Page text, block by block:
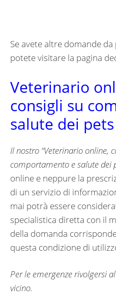
Se avete altre domande
potete visitare la pagina
Veterinario
consigli su
salute dei pets
Il nostro “Veterinario online,
comportamento e salute dei
online e neppure la
di un servizio di
mai potrà essere
specialistica diretta con il
della domanda
questa condizione di
Per le emergenze rivolgersi
vicino.